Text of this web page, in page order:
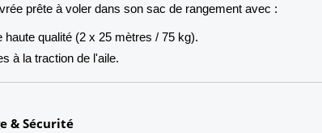
prête à voler dans son sac de rangement avec :
haute qualité (2 x 25 mètres / 75 kg).
à la traction de l'aile.
& Sécurité